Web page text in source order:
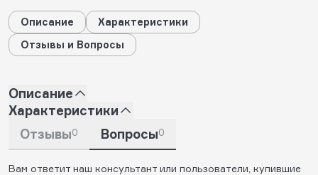
Описание
Характеристики
Отзывы и Вопросы
Описание
Характеристики
Отзывы0 Вопросы0
Вам ответит наш консультант или пользователи, купившие